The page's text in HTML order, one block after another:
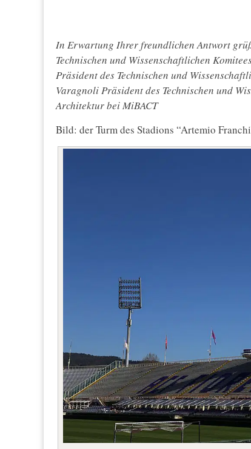
In Erwartung Ihrer freundlichen Antwort
Technischen und Wissenschaftlichen
Präsident des Technischen und
Varagnoli Präsident des Technischen und
Architektur bei MiBACT
Bild: der Turm des Stadions “Artemio